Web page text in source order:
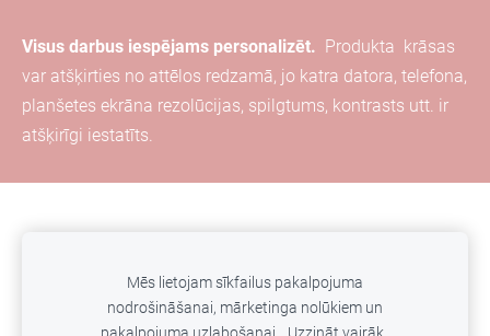
Visus darbus iespējams personalizēt. Produkta krāsas
var atšķirties no attēlos redzamā, jo katra datora, telefona,
planšetes ekrāna rezolūcijas, spilgtums, kontrasts utt. ir
atšķirīgi iestatīts.
Mēs lietojam sīkfailus pakalpojuma
nodrošināšanai, mārketinga nolūkiem un